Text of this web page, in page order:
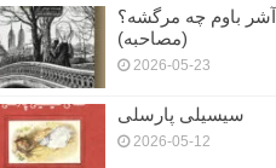
آشر باوم چه مرگشه؟
(مصاحبه)
2026-05-23
سیسیلی پارسلی
2026-05-12